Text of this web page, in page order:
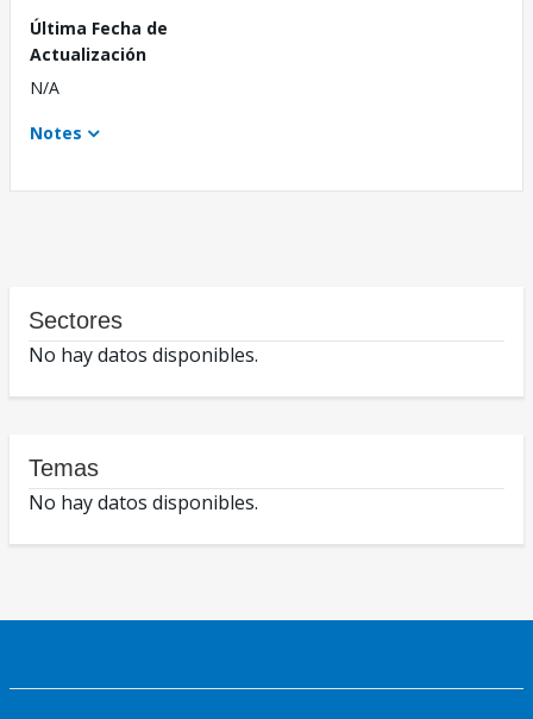
Última Fecha de
Actualización
N/A
Notes
Sectores
No hay datos disponibles.
Temas
No hay datos disponibles.